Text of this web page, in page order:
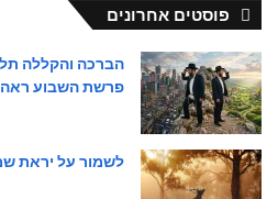
פוסטים אחרונים
הברכה והקללה
פרשת השבוע ראה
לשמור על יראת